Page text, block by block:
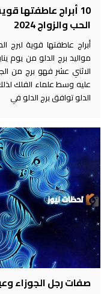
10 أبراج عاطفتها
الحب والزواج 2024
أبراج عاطفتها قوية لبرج
مواليد برج الدلو من يوم
الاثني عشر فهو برج من
عليه وسط علماء الفلك
الدلو توافق برج الدلو في
صفات رجل الجوزاء